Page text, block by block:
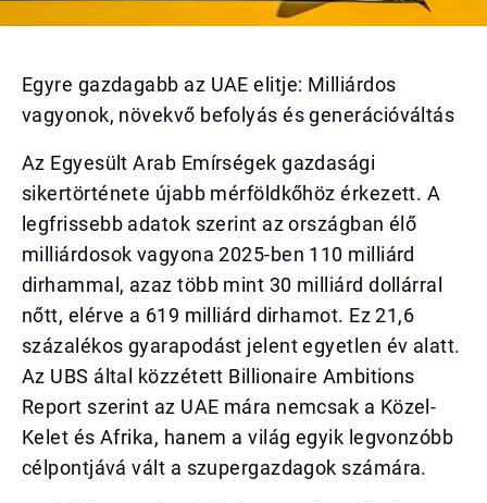
Egyre gazdagabb az UAE elitje: Milliárdos
vagyonok, növekvő befolyás és generációváltás
Az Egyesült Arab Emírségek gazdasági
sikertörténete újabb mérföldkőhöz érkezett. A
legfrissebb adatok szerint az országban élő
milliárdosok vagyona 2025-ben 110 milliárd
dirhammal, azaz több mint 30 milliárd dollárral
nőtt, elérve a 619 milliárd dirhamot. Ez 21,6
százalékos gyarapodást jelent egyetlen év alatt.
Az UBS által közzétett Billionaire Ambitions
Report szerint az UAE mára nemcsak a Közel-
Kelet és Afrika, hanem a világ egyik legvonzóbb
célpontjává vált a szupergazdagok számára.